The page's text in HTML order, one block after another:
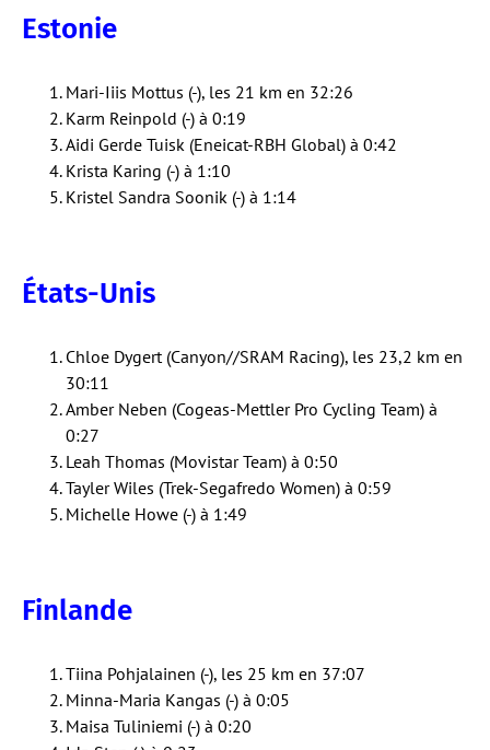
Estonie
Mari-Iiis Mottus (-), les 21 km en 32:26
Karm Reinpold (-) à 0:19
Aidi Gerde Tuisk (Eneicat-RBH Global) à 0:42
Krista Karing (-) à 1:10
Kristel Sandra Soonik (-) à 1:14
États-Unis
Chloe Dygert (Canyon//SRAM Racing), les 23,2 km en
30:11
Amber Neben (Cogeas-Mettler Pro Cycling Team) à
0:27
Leah Thomas (Movistar Team) à 0:50
Tayler Wiles (Trek-Segafredo Women) à 0:59
Michelle Howe (-) à 1:49
Finlande
Tiina Pohjalainen (-), les 25 km en 37:07
Minna-Maria Kangas (-) à 0:05
Maisa Tuliniemi (-) à 0:20